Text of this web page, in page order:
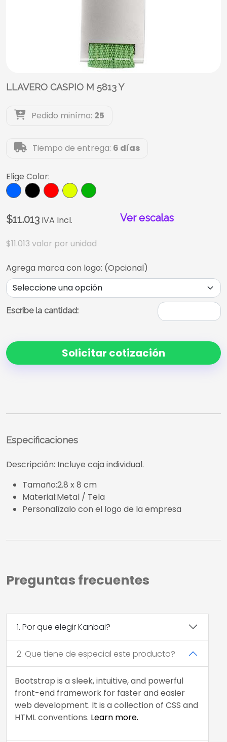
LLAVERO CASPIO M 5813 Y
Pedido minímo: 25
Tiempo de entrega: 6 días
Elige Color:
$11.013 IVA Incl. Ver escalas
$11.013 valor por unidad
Agrega marca con logo: (Opcional)
Escribe la cantidad:
Solicitar cotización
Especificaciones
Descripción: Incluye caja individual.
Tamaño:2.8 x 8 cm
Material:Metal / Tela
Personalízalo con el logo de la empresa
Preguntas frecuentes
1. Por que elegir Kanbai?
2. Que tiene de especial este producto?
Bootstrap is a sleek, intuitive, and powerful
front-end framework for faster and easier
web development. It is a collection of CSS and
HTML conventions. Learn more.